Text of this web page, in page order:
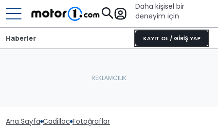
Daha kişisel bir
deneyim için
KAYIT OL / GİRİŞ YAP
Haberler
Ana Sayfa Cadillac Fotoğraflar